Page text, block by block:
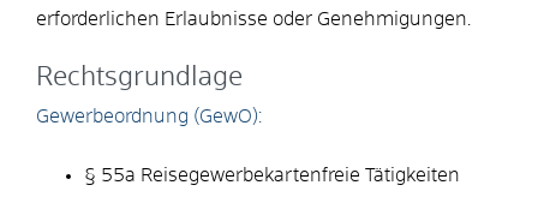
erforderlichen Erlaubnisse oder Genehmigungen.
Rechtsgrundlage
Gewerbeordnung (GewO):
§ 55a Reisegewerbekartenfreie Tätigkeiten